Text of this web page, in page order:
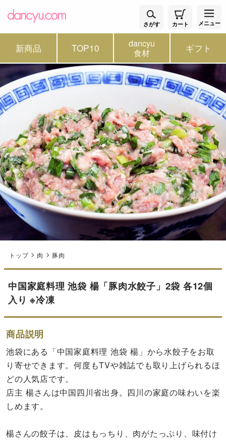
さがす カート メニュー
新商品 TOP10 dancyu
食材 ギフト
トップ 肉 豚肉
中国家庭料理 池袋 楊「豚肉水餃子」2袋 各12個
入り ※冷凍
商品説明
池袋にある「中国家庭料理 池袋 楊」から水餃子をお取
り寄せできます。何度もTVや雑誌でも取り上げられるほ
どの人気店です。
店主 楊さんは中国四川省出身。四川の家庭の味わいを楽
しめます。
楊さんの餃子は、皮はもっちり、肉がたっぷり、味付け